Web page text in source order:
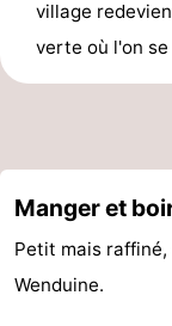
village
verte où l'on
Manger et
Petit mais
Wenduine.